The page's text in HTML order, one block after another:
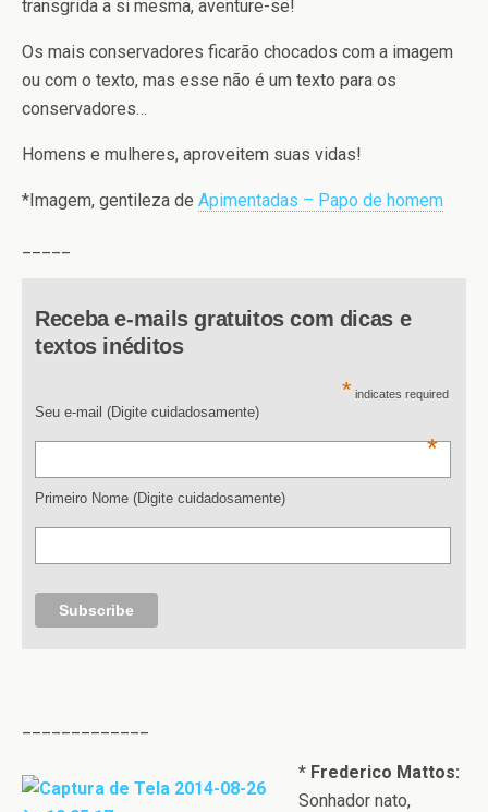
transgrida a si mesma, aventure-se!
Os mais conservadores ficarão chocados com a imagem
ou com o texto, mas esse não é um texto para os
conservadores…
Homens e mulheres, aproveitem suas vidas!
*Imagem, gentileza de Apimentadas – Papo de homem
Receba e-mails gratuitos com dicas e
textos inéditos
* indicates required
Seu e-mail (Digite cuidadosamente)
*
Primeiro Nome (Digite cuidadosamente)
* Frederico Mattos:
Sonhador nato,